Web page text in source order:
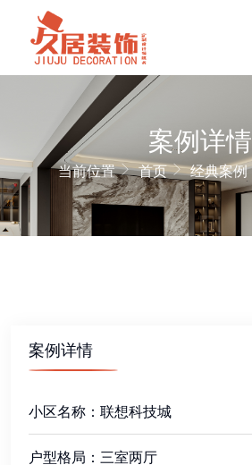
案例详情
当前位置 首页 经典案例
案例详情
小区名称：联想科技城
户型格局：三室两厅